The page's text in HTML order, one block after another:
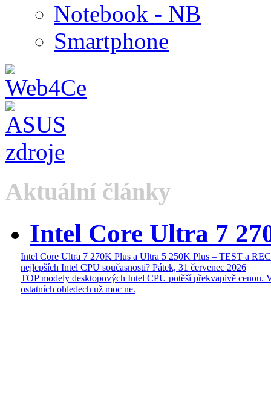
Notebook - NB
Smartphone
Aktuální články
Intel Core Ultra 7
Intel Core Ultra 7 270K Plus a Ultra 5 250K Plus – TEST a
nejlepších Intel CPU současnosti? Pátek, 31 červenec 2026
TOP modely desktopových Intel CPU potěší překvapivě cenou.
ostatních ohledech už moc ne.